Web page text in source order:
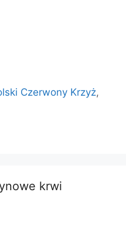
Czerwony Krzyż,
krwi